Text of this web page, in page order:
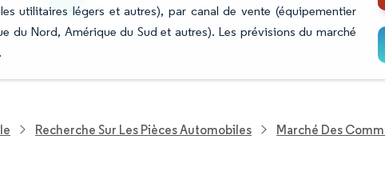
utilitaires légers et autres), par canal de vente (équipementier
du Nord, Amérique du Sud et autres). Les prévisions du marché
Recherche Sur Les Pièces Automobiles Marché Des